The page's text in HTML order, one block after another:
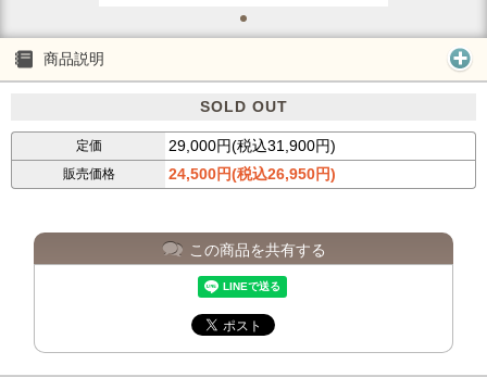
商品説明
SOLD OUT
定価 29,000円(税込31,900円)
販売価格 24,500円(税込26,950円)
この商品を共有する